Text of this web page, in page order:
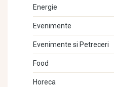
Energie
Evenimente
Evenimente si Petreceri
Food
Horeca